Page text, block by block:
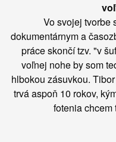
Vo svojej tvorbe
dokumentárnym a
práce skončí tzv. "v
voľnej nohe by som
hlbokou zásuvkou.
trvá aspoň 10 rokov,
fotenia chcem